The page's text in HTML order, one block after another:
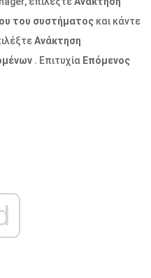
του συστήματος και κάντε
Ανάκτηση
. Επιτυχία Επόμενος